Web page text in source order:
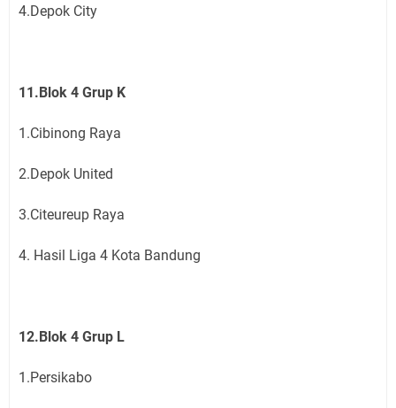
4.Depok City
11.Blok 4 Grup K
1.Cibinong Raya
2.Depok United
3.Citeureup Raya
4. Hasil Liga 4 Kota Bandung
12.Blok 4 Grup L
1.Persikabo